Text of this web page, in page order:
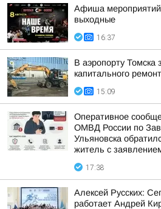
Афиша
выходные
16:37
В аэропорту Томска
капитального
15:09
Оперативное
ОМВД России по
Ульяновска
житель с
17:38
Алексей Русских:
работает Андрей